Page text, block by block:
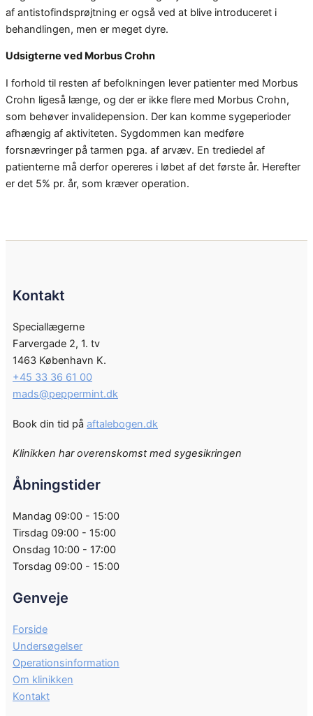
af antistofindsprøjtning er også ved at blive introduceret i
behandlingen, men er meget dyre.
Udsigterne ved Morbus Crohn
I forhold til resten af befolkningen lever patienter med Morbus
Crohn ligeså længe, og der er ikke flere med Morbus Crohn,
som behøver invalidepension. Der kan komme sygeperioder
afhængig af aktiviteten. Sygdommen kan medføre
forsnævringer på tarmen pga. af arvæv. En trediedel af
patienterne må derfor opereres i løbet af det første år. Herefter
er det 5% pr. år, som kræver operation.
Kontakt
Speciallægerne
Farvergade 2, 1. tv
1463 København K.
+45 33 36 61 00
mads@peppermint.dk
Book din tid på aftalebogen.dk
Klinikken har overenskomst med sygesikringen
Åbningstider
Mandag 09:00 - 15:00
Tirsdag 09:00 - 15:00
Onsdag 10:00 - 17:00
Torsdag 09:00 - 15:00
Genveje
Forside
Undersøgelser
Operationsinformation
Om klinikken
Kontakt